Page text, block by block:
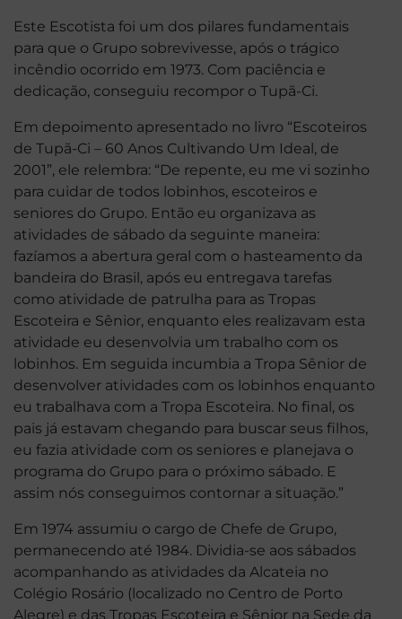
Este Escotista foi um dos pilares fundamentais
para que o Grupo sobrevivesse, após o trágico
incêndio ocorrido em 1973. Com paciência e
dedicação, conseguiu recompor o Tupã-Ci.
Em depoimento apresentado no livro “Escoteiros
de Tupã-Ci – 60 Anos Cultivando Um Ideal, de
2001”, ele relembra: “De repente, eu me vi sozinho
para cuidar de todos lobinhos, escoteiros e
seniores do Grupo. Então eu organizava as
atividades de sábado da seguinte maneira:
fazíamos a abertura geral com o hasteamento da
bandeira do Brasil, após eu entregava tarefas
como atividade de patrulha para as Tropas
Escoteira e Sênior, enquanto eles realizavam esta
atividade eu desenvolvia um trabalho com os
lobinhos. Em seguida incumbia a Tropa Sênior de
desenvolver atividades com os lobinhos enquanto
eu trabalhava com a Tropa Escoteira. No final, os
pais já estavam chegando para buscar seus filhos,
eu fazia atividade com os seniores e planejava o
programa do Grupo para o próximo sábado. E
assim nós conseguimos contornar a situação.”
Em 1974 assumiu o cargo de Chefe de Grupo,
permanecendo até 1984. Dividia-se aos sábados
acompanhando as atividades da Alcateia no
Colégio Rosário (localizado no Centro de Porto
Alegre) e das Tropas Escoteira e Sênior na Sede da